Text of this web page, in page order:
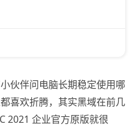
伙伴问电脑长期稳定使用哪
喜欢折腾，其实黑域在前几
2021 企业官方原版就很